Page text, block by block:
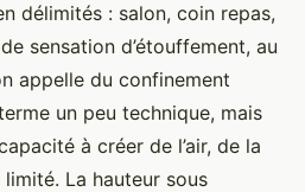
délimités : salon, coin repas,
sensation d’étouffement, au
appelle du confinement
un peu technique, mais
à créer de l’air, de la
La hauteur sous